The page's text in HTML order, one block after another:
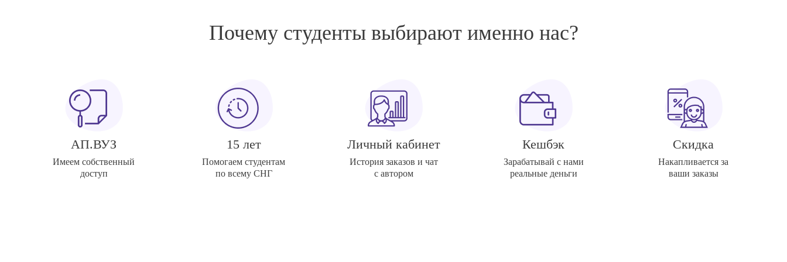
Почему студенты выбирают именно нас?
АП.ВУЗ
Имеем собственный
доступ
15 лет
Помогаем студентам
по всему СНГ
Личный кабинет
История заказов и чат
с автором
Кешбэк
Зарабатывай с нами
реальные деньги
Скидка
Накапливается за
ваши заказы